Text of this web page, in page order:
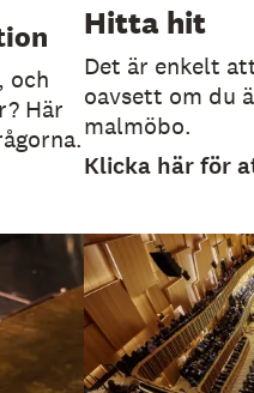
och
Här
Hitta hit
Det är enkelt
oavsett om du
malmöbo.
Klicka här för